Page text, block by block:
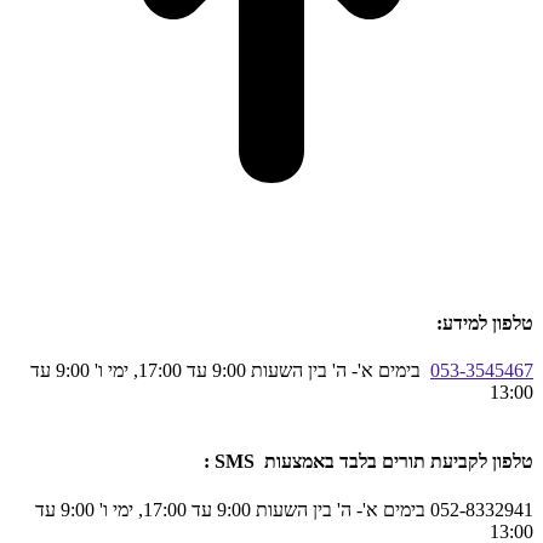
טלפון למידע:
053-3545467
בימים א'- ה' בין השעות 9:00 עד 17:00, ימי ו' 9:00 עד
13:00
טלפון לקביעת תורים בלבד באמצעות SMS :
052-8332941 בימים א'- ה' בין השעות 9:00 עד 17:00, ימי ו' 9:00 עד
13:00